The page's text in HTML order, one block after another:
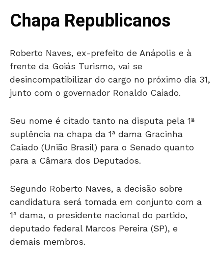
Chapa Republicanos
Roberto Naves, ex-prefeito de Anápolis e à
frente da Goiás Turismo, vai se
desincompatibilizar do cargo no próximo dia 31,
junto com o governador Ronaldo Caiado.
Seu nome é citado tanto na disputa pela 1ª
suplência na chapa da 1ª dama Gracinha
Caiado (União Brasil) para o Senado quanto
para a Câmara dos Deputados.
Segundo Roberto Naves, a decisão sobre
candidatura será tomada em conjunto com a
1ª dama, o presidente nacional do partido,
deputado federal Marcos Pereira (SP), e
demais membros.